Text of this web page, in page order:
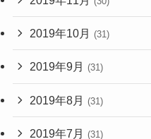
2019年10月 (31)
2019年9月 (31)
2019年8月 (31)
2019年7月 (31)